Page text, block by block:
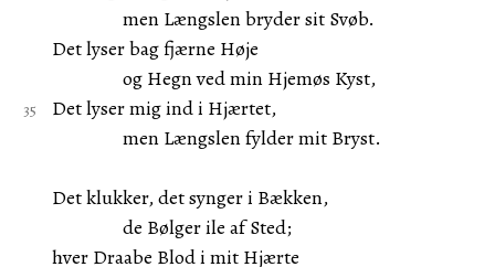
men Længslen bryder sit Svøb.
Det lyser bag fjærne Høje
og Hegn ved min Hjemøs Kyst,
Det lyser mig ind i Hjærtet,
men Længslen fylder mit Bryst.
Det klukker, det synger i Bækken,
de Bølger ile af Sted;
hver Draabe Blod i mit Hjærte